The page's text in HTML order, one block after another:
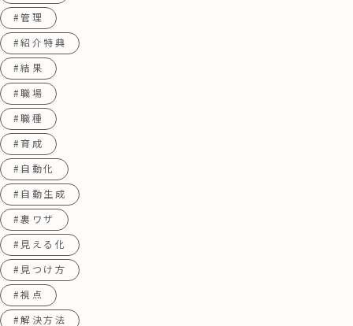
#管理
#紹介特典
#結果
#職場
#職種
#育成
#自動化
#自動生成
#裏ワザ
#見える化
#見つけ方
#視点
#解決方法